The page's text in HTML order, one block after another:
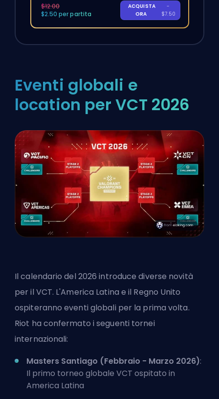
$12.00
$2.50 per partita
ACQUISTA
ORA
-
$7.50
Eventi globali e
location per VCT 2026
Il calendario del 2026 introduce diverse novità
per il VCT. L'America Latina e il Regno Unito
ospiteranno eventi globali per la prima volta.
Riot ha confermato i seguenti tornei
internazionali:
Masters Santiago (Febbraio - Marzo 2026):
Il primo torneo globale VCT ospitato in
America Latina